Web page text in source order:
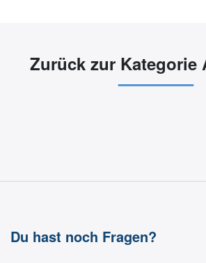
Zurück zur Kategorie
Du hast noch Fragen?